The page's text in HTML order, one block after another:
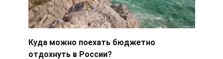
Куда можно поехать бюджетно
отдохнуть в России?